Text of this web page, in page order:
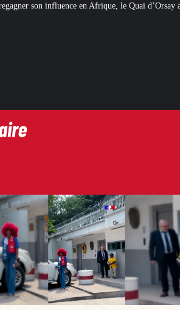
le Quai d’Orsay a choisi… Instagram